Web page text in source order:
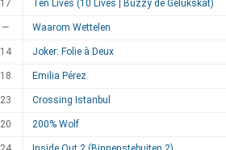
17 Ten Lives (10 Lives | Buzzy de Gelukskat)
— Waarom Wettelen
14 Joker: Folie à Deux
18 Emilia Pérez
23 Crossing Istanbul
20 200% Wolf